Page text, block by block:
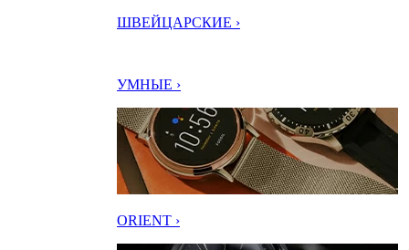
ШВЕЙЦАРСКИЕ ›
УМНЫЕ ›
ORIENT ›